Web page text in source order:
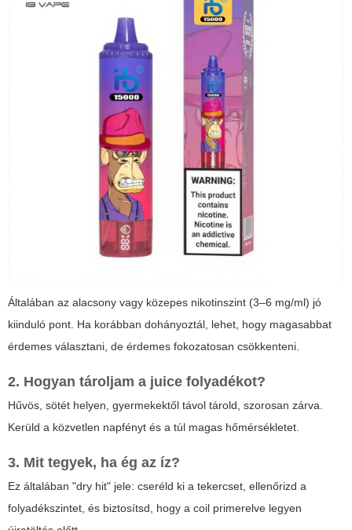
Általában az alacsony vagy közepes nikotinszint (3–6 mg/ml) jó
kiinduló pont. Ha korábban dohányoztál, lehet, hogy magasabbat
érdemes választani, de érdemes fokozatosan csökkenteni.
2. Hogyan tároljam a juice folyadékot?
Hűvös, sötét helyen, gyermekektől távol tárold, szorosan zárva.
Kerüld a közvetlen napfényt és a túl magas hőmérsékletet.
3. Mit tegyek, ha ég az íz?
Ez általában "dry hit" jele: cseréld ki a tekercset, ellenőrizd a
folyadékszintet, és biztosítsd, hogy a coil primerelve legyen